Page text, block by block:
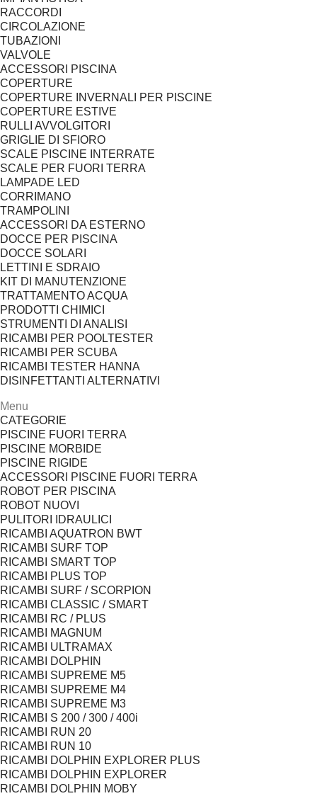
RACCORDI
CIRCOLAZIONE
TUBAZIONI
VALVOLE
ACCESSORI PISCINA
COPERTURE
COPERTURE INVERNALI PER PISCINE
COPERTURE ESTIVE
RULLI AVVOLGITORI
GRIGLIE DI SFIORO
SCALE PISCINE INTERRATE
SCALE PER FUORI TERRA
LAMPADE LED
CORRIMANO
TRAMPOLINI
ACCESSORI DA ESTERNO
DOCCE PER PISCINA
DOCCE SOLARI
LETTINI E SDRAIO
KIT DI MANUTENZIONE
TRATTAMENTO ACQUA
PRODOTTI CHIMICI
STRUMENTI DI ANALISI
RICAMBI PER POOLTESTER
RICAMBI PER SCUBA
RICAMBI TESTER HANNA
DISINFETTANTI ALTERNATIVI
Menu
CATEGORIE
PISCINE FUORI TERRA
PISCINE MORBIDE
PISCINE RIGIDE
ACCESSORI PISCINE FUORI TERRA
ROBOT PER PISCINA
ROBOT NUOVI
PULITORI IDRAULICI
RICAMBI AQUATRON BWT
RICAMBI SURF TOP
RICAMBI SMART TOP
RICAMBI PLUS TOP
RICAMBI SURF / SCORPION
RICAMBI CLASSIC / SMART
RICAMBI RC / PLUS
RICAMBI MAGNUM
RICAMBI ULTRAMAX
RICAMBI DOLPHIN
RICAMBI SUPREME M5
RICAMBI SUPREME M4
RICAMBI SUPREME M3
RICAMBI S 200 / 300 / 400i
RICAMBI RUN 20
RICAMBI RUN 10
RICAMBI DOLPHIN EXPLORER PLUS
RICAMBI DOLPHIN EXPLORER
RICAMBI DOLPHIN MOBY